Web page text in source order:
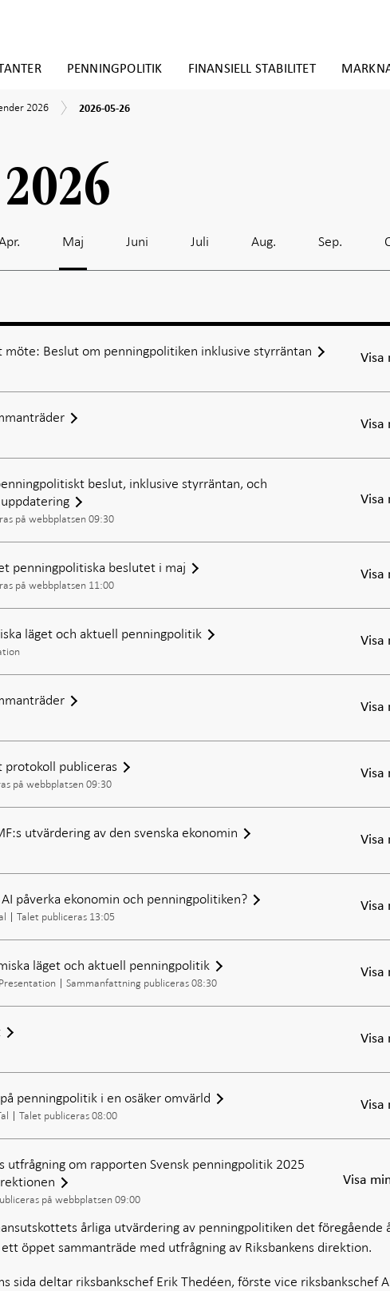
PENNINGPOLITIK FINANSIELL STABILITET
2026
2026-
2026-05-26
Maj Juni Juli Aug. Sep.
möte: Beslut om penningpolitiken inklusive styrräntan Visa
Visa
beslut, inklusive styrräntan, och
på webbplatsen 09:30
Visa
penningpolitiska beslutet i maj
på webbplatsen 11:00
Visa
läget och aktuell penningpolitik Visa
Visa
protokoll publiceras
på webbplatsen 09:30
Visa
utvärdering av den svenska ekonomin Visa
påverka ekonomin och penningpolitiken?
Talet publiceras 13:05
Visa
läget och aktuell penningpolitik
Presentation Sammanfattning publiceras 08:30
Visa
Visa
penningpolitik i en osäker omvärld
Talet publiceras 08:00
Visa
utfrågning om rapporten Svensk penningpolitik 2025
på webbplatsen 09:00
Visa
årliga utvärdering av penningpolitiken det föregående
öppet sammanträde med utfrågning av Riksbankens direktion.
sida deltar riksbankschef Erik Thedéen, förste vice riksbankschef